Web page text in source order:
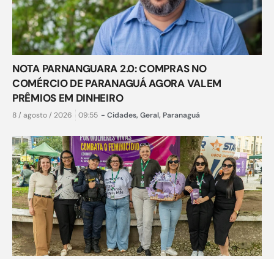
NOTA PARNANGUARA 2.0: COMPRAS NO
COMÉRCIO DE PARANAGUÁ AGORA VALEM
PRÊMIOS EM DINHEIRO
8 / agosto / 2026 09:55 - Cidades, Geral, Paranaguá